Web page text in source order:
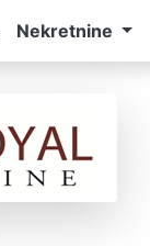
Nekretnine